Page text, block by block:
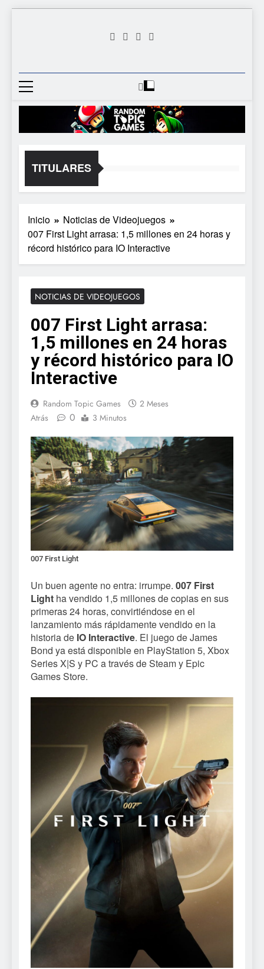
Random
Games
Videojuego Favorito
TITULARES
Inicio
Noticias de Videojuegos
007 First Light arrasa: 1,5 millones en 24 horas y
récord histórico para IO Interactive
NOTICIAS DE VIDEOJUEGOS
007 First Light arrasa:
1,5 millones en 24 horas
y récord histórico para IO
Interactive
Random Topic Games
2 Meses
Atrás
0 3 Minutos
007 First Light
Un buen agente no entra: irrumpe. 007 First
Light ha vendido 1,5 millones de copias en sus
primeras 24 horas, convirtiéndose en el
lanzamiento más rápidamente vendido en la
historia de IO Interactive. El juego de James
Bond ya está disponible en PlayStation 5, Xbox
Series X|S y PC a través de Steam y Epic
Games Store.